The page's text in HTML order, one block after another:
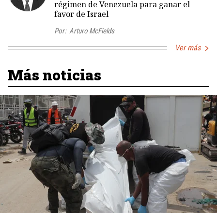
régimen de Venezuela para ganar el
favor de Israel
Por: Arturo McFields
Ver más
Más noticias